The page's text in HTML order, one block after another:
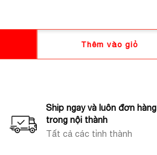
Thêm vào giỏ
Ship ngay và luôn đơn hàng
trong nội thành
Tất cả các tỉnh thành